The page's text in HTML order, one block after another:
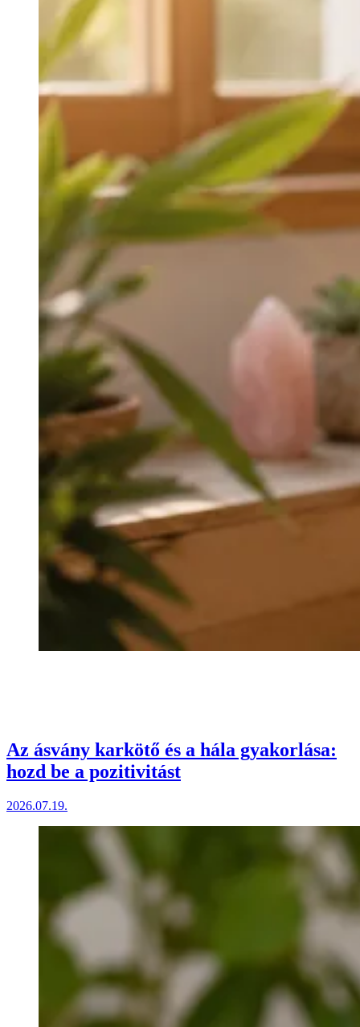
Az ásvány karkötő és a hála gyakorlása:
hozd be a pozitivitást
2026.07.19.